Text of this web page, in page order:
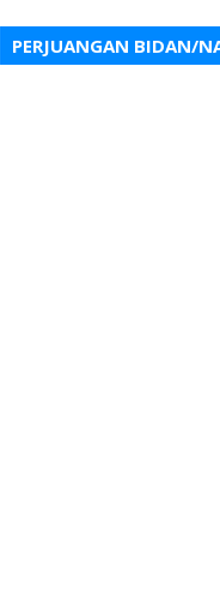
PERJUANGAN BIDAN/